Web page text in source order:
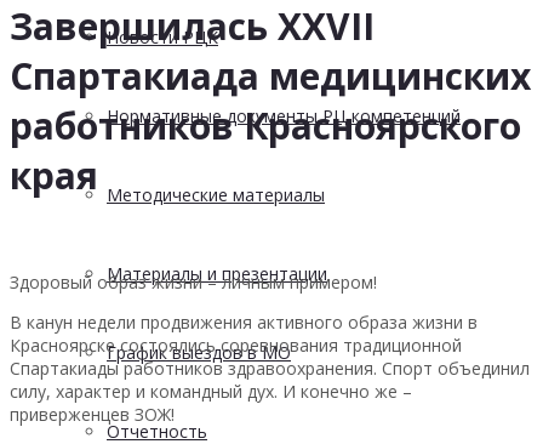
Новости РЦК
Нормативные документы РЦ компетенций
Методические материалы
Материалы и презентации
График выездов в МО
Отчетность
Завершилась XXVII
Спартакиада медицинских
работников Красноярского
края
Здоровый образ жизни – личным примером!
В канун недели продвижения активного образа жизни в
Красноярске состоялись соревнования традиционной
Спартакиады работников здравоохранения. Спорт объединил
силу, характер и командный дух. И конечно же –
приверженцев ЗОЖ!